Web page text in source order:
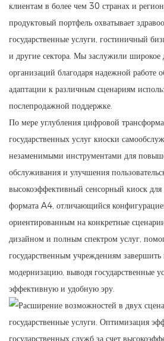
клиентам в более чем 30 странах и
продуктовый портфель охватывает
государственные услуги, гостиничный
и другие сектора. Мы заслужили широкое
организаций благодаря надежной работе
адаптации к различным сценариям
послепродажной поддержке.
По мере углубления цифровой
государственных услуг киоски
незаменимыми инструментами для
обслуживания и улучшения
высокоэффективный сенсорный киоск
формата A4, отличающийся
ориентированным на конкретные
дизайном и полным спектром услуг,
государственным учреждениям
модернизацию, выводя государственные
эффективную и удобную эру.